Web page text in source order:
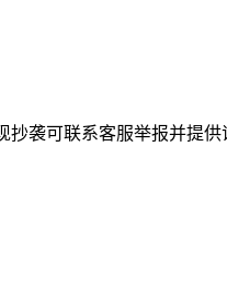
袭可联系客服举报并提供